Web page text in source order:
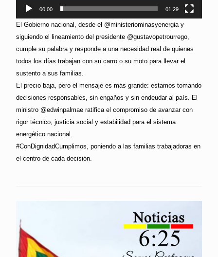
00:00 01:29
El Gobierno nacional, desde el @ministeriominasyenergia y
siguiendo el lineamiento del presidente @gustavopetrourrego,
cumple su palabra y responde a una necesidad real de quienes
todos los días trabajan con su carro o su moto para llevar el
sustento a sus familias.
El precio baja, pero el mensaje es más grande: estamos tomando
decisiones responsables, sin engaños y sin endeudar al país. El
ministro @edwinpalmae ratifica el compromiso de avanzar con
rigor técnico, justicia social y estabilidad para el sistema
energético nacional.
#ConDignidadCumplimos, poniendo a las familias trabajadoras en
el centro de cada decisión.